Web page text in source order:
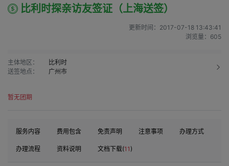
比利时探亲访友签证（上海送签）
更新时间： 2017-07-18 13:43:41
浏览量： 605
主体地区：
比利时
送签地点：
广州市
暂无团期
服务内容 费用包含 免责声明 注意事项 办理方式
办理流程 资料说明 文档下载(11 )